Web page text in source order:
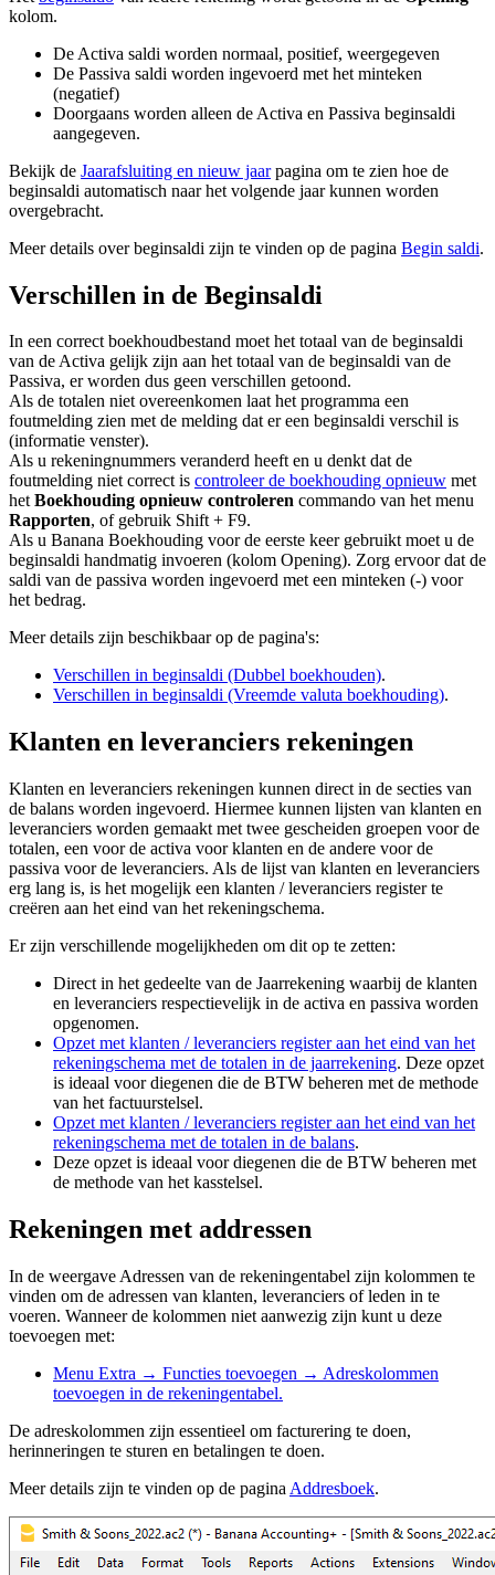
kolom.
De Activa saldi worden normaal, positief, weergegeven
De Passiva saldi worden ingevoerd met het minteken
(negatief)
Doorgaans worden alleen de Activa en Passiva beginsaldi
aangegeven.
Bekijk de Jaarafsluiting en nieuw jaarpagina om te zien hoe de
beginsaldi automatisch naar het volgende jaar kunnen worden
overgebracht.
Meer details over beginsaldi zijn te vinden op de pagina Begin saldi.
Verschillen in de Beginsaldi
In een correct boekhoudbestand moet het totaal van de beginsaldi
van de Activa gelijk zijn aan het totaal van de beginsaldi van de
Passiva, er worden dus geen verschillen getoond.
Als de totalen niet overeenkomen laat het programma een
foutmelding zien met de melding dat er een beginsaldi verschil is
(informatie venster).
Als u rekeningnummers veranderd heeft en u denkt dat de
foutmelding niet correct is controleer de boekhouding opnieuw met
hetBoekhouding opnieuw controleren commando van het menu
Rapporten, of gebruik Shift + F9.
Als u Banana Boekhouding voor de eerste keer gebruikt moet u de
beginsaldi handmatig invoeren (kolom Opening). Zorg ervoor dat de
saldi van de passiva worden ingevoerd met een minteken (-) voor
het bedrag.
Meer details zijn beschikbaar op de pagina's:
Verschillen in beginsaldi (Dubbel boekhouden).
Verschillen in beginsaldi (Vreemde valuta boekhouding).
Klanten en leveranciers rekeningen
Klanten en leveranciers rekeningen kunnen direct in de secties van
de balans worden ingevoerd. Hiermee kunnen lijsten van klanten en
leveranciers worden gemaakt met twee gescheiden groepen voor de
totalen, een voor de activa voor klanten en de andere voor de
passiva voor de leveranciers. Als de lijst van klanten en leveranciers
erg lang is, is het mogelijk een klanten / leveranciers register te
creëren aan het eind van het rekeningschema.
Er zijn verschillende mogelijkheden om dit op te zetten:
Direct in het gedeelte van de Jaarrekening waarbij de klanten
en leveranciers respectievelijk in de activa en passiva worden
opgenomen.
Opzet met klanten / leveranciers register aan het eind van het
rekeningschema met de totalen in de jaarrekening. Deze opzet
is ideaal voor diegenen die de BTW beheren met de methode
van het factuurstelsel.
Opzet met klanten / leveranciers register aan het eind van het
rekeningschema met de totalen in de balans.
Deze opzet is ideaal voor diegenen die de BTW beheren met
de methode van het kasstelsel.
Rekeningen met addressen
In de weergave Adressen van de rekeningentabel zijn kolommen te
vinden om de adressen van klanten, leveranciers of leden in te
voeren. Wanneer de kolommen niet aanwezig zijn kunt u deze
toevoegen met:
Menu Extra → Functies toevoegen → Adreskolommen
toevoegen in de rekeningentabel.
De adreskolommen zijn essentieel om facturering te doen,
herinneringen te sturen en betalingen te doen.
Meer details zijn te vinden op de pagina Addresboek.